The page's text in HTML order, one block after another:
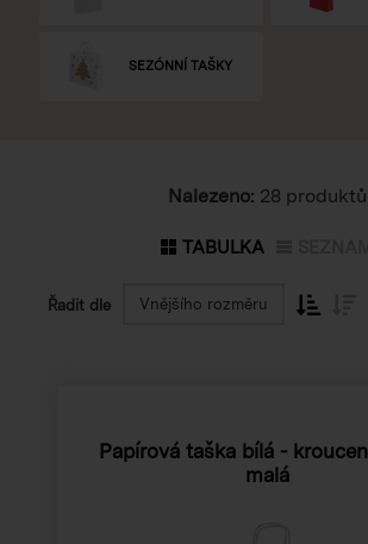
SEZÓNNÍ TAŠKY
Nalezeno: 28 produktů
TABULKA
Řadit dle Vnějšího rozměru
Papírová taška bílá -
malá